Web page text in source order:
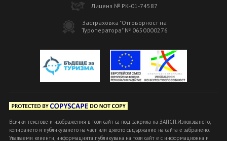
Лиценз № РК-01-74587
Застраховка "Отговорност на
Туроператора" № 0650000276
Всички текстове и изображения в този сайт са под закрила на ЗАПСП.Използването,
копирането и публикуването на част или цялото съдържание на сайта е забранено.
Уважаеми клиенти, информацията публикувана на този сайт е с информационна и